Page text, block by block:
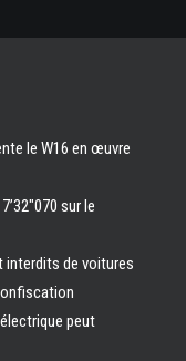
le W16 en œuvre
sur le
interdits de voitures
peut